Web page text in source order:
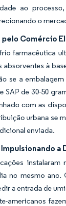
ao
o
Comércio
farmacêutica
absorventes à
se a
SAP de 30-50
com as
urbana se
enviada.
a
no mesmo
a entrada de
americanos